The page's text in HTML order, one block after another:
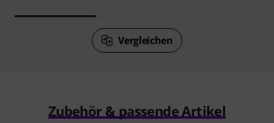
Vergleichen
Zubehör & passende Artikel